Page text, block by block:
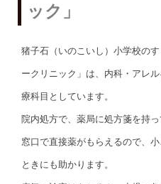
ック」
猪子石（いのこいし）小学校の
ークリニック」は、内科・アレ
療科目としています。
院内処方で、薬局に処方箋を持
窓口で直接薬がもらえるので、
ときにも助かります。